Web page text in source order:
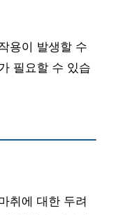
용이 발생할 수
필요할 수 있습
취에 대한 두려